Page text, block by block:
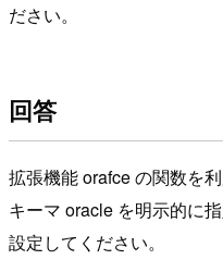
ださい。
回答
拡張機能 orafce の関数を
キーマ oracle を明示的に
設定してください。